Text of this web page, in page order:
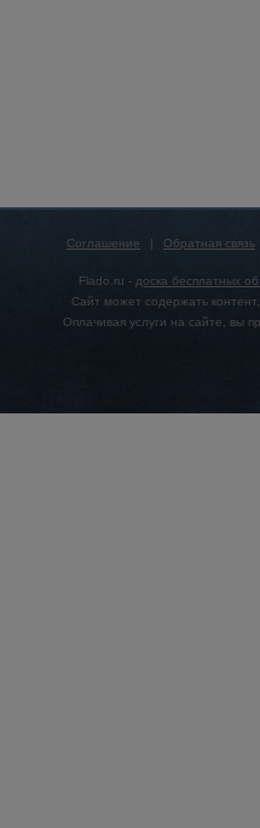
Соглашение | Обратная связь
Flado.ru - доска бесплатных
Сайт может содержать
Оплачивая услуги на сайте, вы